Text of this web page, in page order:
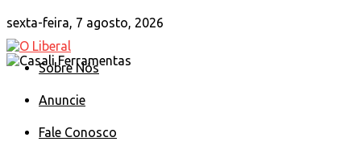
sexta-feira, 7 agosto, 2026
Sobre Nós
Anuncie
Fale Conosco